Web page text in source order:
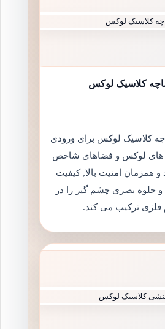
کلاسیک لوکس
کلاسیک لوکس برای ورودی
های لوکس و فضاهای شاخص
امنیت بالا, کیفیت
بصری چشم گیر را در
ترکیب می کند.